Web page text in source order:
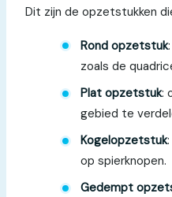
Dit zijn de opzetstukken
Rond opzetstuk
zoals de
Plat opzetstuk:
gebied te
Kogelopzetstuk
op spierknopen.
Gedempt